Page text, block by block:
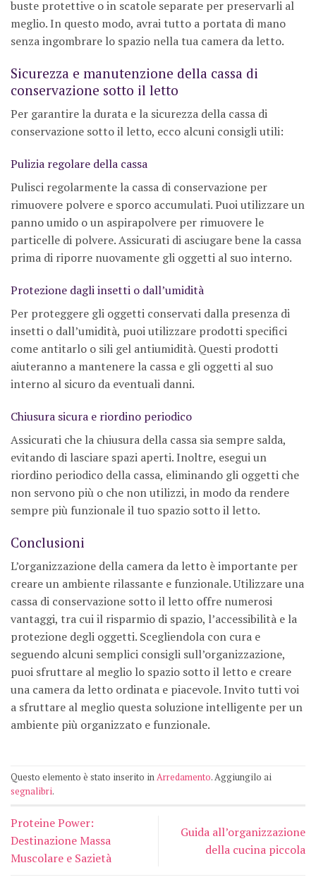
buste protettive o in scatole separate per preservarli al
meglio. In questo modo, avrai tutto a portata di mano
senza ingombrare lo spazio nella tua camera da letto.
Sicurezza e manutenzione della cassa di
conservazione sotto il letto
Per garantire la durata e la sicurezza della cassa di
conservazione sotto il letto, ecco alcuni consigli utili:
Pulizia regolare della cassa
Pulisci regolarmente la cassa di conservazione per
rimuovere polvere e sporco accumulati. Puoi utilizzare un
panno umido o un aspirapolvere per rimuovere le
particelle di polvere. Assicurati di asciugare bene la cassa
prima di riporre nuovamente gli oggetti al suo interno.
Protezione dagli insetti o dall’umidità
Per proteggere gli oggetti conservati dalla presenza di
insetti o dall’umidità, puoi utilizzare prodotti specifici
come antitarlo o sili gel antiumidità. Questi prodotti
aiuteranno a mantenere la cassa e gli oggetti al suo
interno al sicuro da eventuali danni.
Chiusura sicura e riordino periodico
Assicurati che la chiusura della cassa sia sempre salda,
evitando di lasciare spazi aperti. Inoltre, esegui un
riordino periodico della cassa, eliminando gli oggetti che
non servono più o che non utilizzi, in modo da rendere
sempre più funzionale il tuo spazio sotto il letto.
Conclusioni
L’organizzazione della camera da letto è importante per
creare un ambiente rilassante e funzionale. Utilizzare una
cassa di conservazione sotto il letto offre numerosi
vantaggi, tra cui il risparmio di spazio, l’accessibilità e la
protezione degli oggetti. Scegliendola con cura e
seguendo alcuni semplici consigli sull’organizzazione,
puoi sfruttare al meglio lo spazio sotto il letto e creare
una camera da letto ordinata e piacevole. Invito tutti voi
a sfruttare al meglio questa soluzione intelligente per un
ambiente più organizzato e funzionale.
Questo elemento è stato inserito inArredamento. Aggiungilo ai
segnalibri.
Proteine Power:
Destinazione Massa
Muscolare e Sazietà
Guida all’organizzazione
della cucina piccola